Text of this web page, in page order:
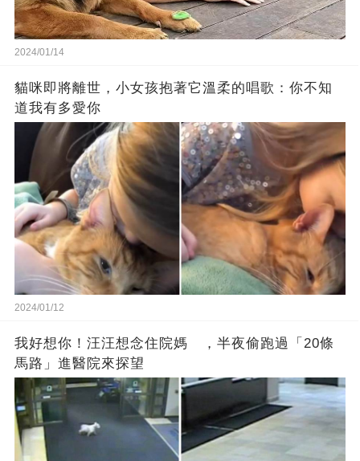
2024/01/14
貓咪即將離世，小女孩抱著它溫柔的唱歌：你不知
道我有多愛你
2024/01/12
我好想你！汪汪想念住院媽 ，半夜偷跑過「20條
馬路」進醫院來探望